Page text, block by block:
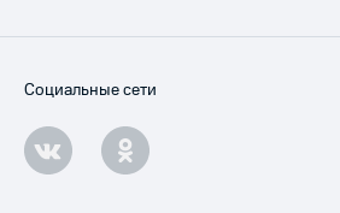
Социальные сети